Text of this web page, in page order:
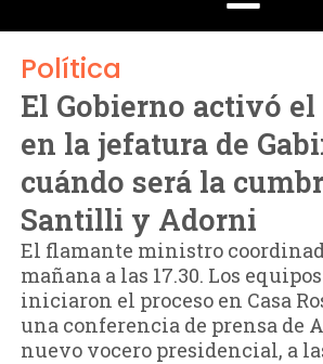
Política
El Gobierno activó
en la jefatura de
cuándo será la
Santilli y Adorni
El flamante ministro
mañana a las 17.30. Los
iniciaron el proceso en Casa
una conferencia de prensa de
nuevo vocero presidencial, a